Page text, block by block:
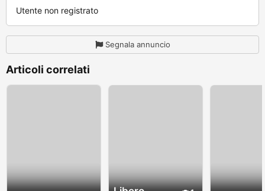
Utente non registrato
Segnala annuncio
Articoli correlati